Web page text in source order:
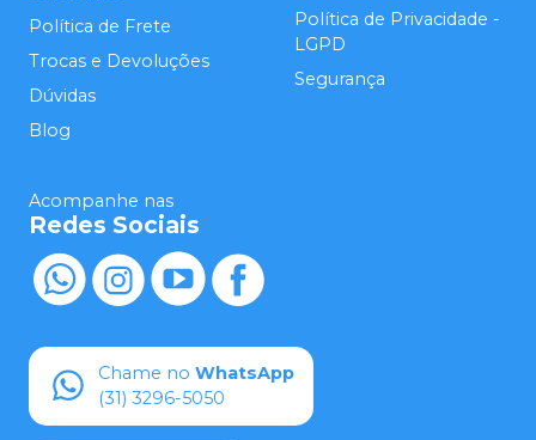
Política de Frete
Trocas e Devoluções
Dúvidas
Blog
Política de Privacidade -
LGPD
Segurança
Acompanhe nas
Redes Sociais
Chame no WhatsApp
(31) 3296-5050